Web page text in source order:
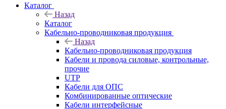
Каталог
Назад
Каталог
Кабельно-проводниковая продукция
Назад
Кабельно-проводниковая продукция
Кабели и провода силовые, контрольные,
прочие
UTP
Кабели для ОПС
Комбинированные оптические
Кабели интерфейсные